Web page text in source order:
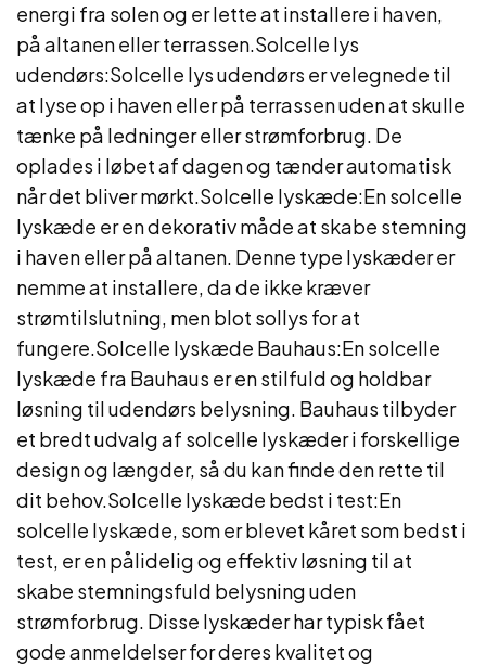
energi fra solen og er lette at installere i haven,
på altanen eller terrassen.Solcelle lys
udendørs:Solcelle lys udendørs er velegnede til
at lyse op i haven eller på terrassen uden at skulle
tænke på ledninger eller strømforbrug. De
oplades i løbet af dagen og tænder automatisk
når det bliver mørkt.Solcelle lyskæde:En solcelle
lyskæde er en dekorativ måde at skabe stemning
i haven eller på altanen. Denne type lyskæder er
nemme at installere, da de ikke kræver
strømtilslutning, men blot sollys for at
fungere.Solcelle lyskæde Bauhaus:En solcelle
lyskæde fra Bauhaus er en stilfuld og holdbar
løsning til udendørs belysning. Bauhaus tilbyder
et bredt udvalg af solcelle lyskæder i forskellige
design og længder, så du kan finde den rette til
dit behov.Solcelle lyskæde bedst i test:En
solcelle lyskæde, som er blevet kåret som bedst i
test, er en pålidelig og effektiv løsning til at
skabe stemningsfuld belysning uden
strømforbrug. Disse lyskæder har typisk fået
gode anmeldelser for deres kvalitet og